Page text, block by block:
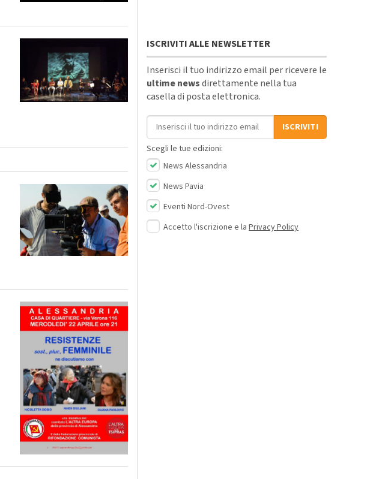
ISCRIVITI ALLE NEWSLETTER
Inserisci il tuo indirizzo email per ricevere le
ultime newsdirettamente nella tua
casella di posta elettronica.
Indirizzo email
ISCRIVITI
Scegli le tue edizioni:
News Alessandria
News Pavia
Eventi Nord-Ovest
Accetto l'iscrizione e la Privacy Policy